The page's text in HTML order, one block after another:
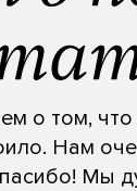
о том, что
Нам
Мы